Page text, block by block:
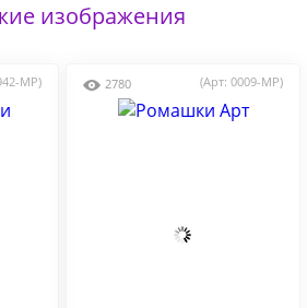
изображения
MP) 2780 (Арт: 0009-MP)